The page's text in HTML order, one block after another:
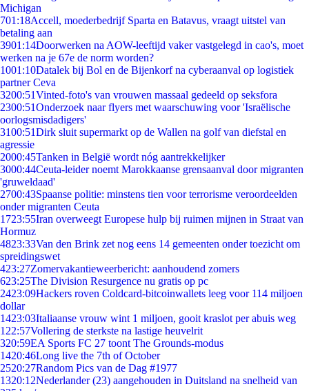
Michigan
701:18Accell, moederbedrijf Sparta en Batavus, vraagt uitstel van
betaling aan
3901:14Doorwerken na AOW-leeftijd vaker vastgelegd in cao's, moet
werken na je 67e de norm worden?
1001:10Datalek bij Bol en de Bijenkorf na cyberaanval op logistiek
partner Ceva
3200:51Vinted-foto's van vrouwen massaal gedeeld op seksfora
2300:51Onderzoek naar flyers met waarschuwing voor 'Israëlische
oorlogsmisdadigers'
3100:51Dirk sluit supermarkt op de Wallen na golf van diefstal en
agressie
2000:45Tanken in België wordt nóg aantrekkelijker
3000:44Ceuta-leider noemt Marokkaanse grensaanval door migranten
'gruweldaad'
2700:43Spaanse politie: minstens tien voor terrorisme veroordeelden
onder migranten Ceuta
1723:55Iran overweegt Europese hulp bij ruimen mijnen in Straat van
Hormuz
4823:33Van den Brink zet nog eens 14 gemeenten onder toezicht om
spreidingswet
423:27Zomervakantieweerbericht: aanhoudend zomers
623:25The Division Resurgence nu gratis op pc
2423:09Hackers roven Coldcard-bitcoinwallets leeg voor 114 miljoen
dollar
1423:03Italiaanse vrouw wint 1 miljoen, gooit kraslot per abuis weg
1 22:57Vollering de sterkste na lastige heuvelrit
320:59EA Sports FC 27 toont The Grounds-modus
1420:46Long live the 7th of October
2520:27Random Pics van de Dag #1977
1320:12Nederlander (23) aangehouden in Duitsland na snelheid van